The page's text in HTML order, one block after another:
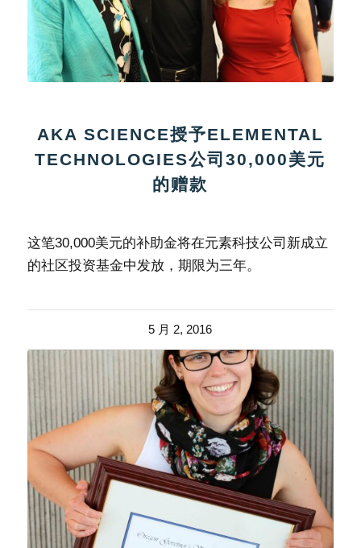
AKA SCIENCE授予ELEMENTAL
TECHNOLOGIES公司30,000美元
的赠款
这笔30,000美元的补助金将在元素科技公司新成立
的社区投资基金中发放，期限为三年。
5 月 2, 2016